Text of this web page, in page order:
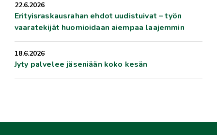
22.6.2026
Erityisraskausrahan ehdot uudistuivat – työn
vaaratekijät huomioidaan aiempaa laajemmin
18.6.2026
Jyty palvelee jäseniään koko kesän